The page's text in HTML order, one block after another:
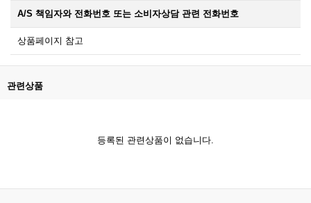
A/S 책임자와 전화번호 또는 소비자상담 관련 전화번호
상품페이지 참고
관련상품
등록된 관련상품이 없습니다.